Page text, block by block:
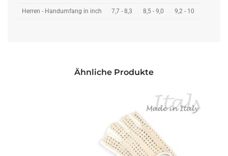
Herren - Handumfang in inch 7,7 - 8,3 8,5 - 9,0 9,2 - 10
Ähnliche Produkte